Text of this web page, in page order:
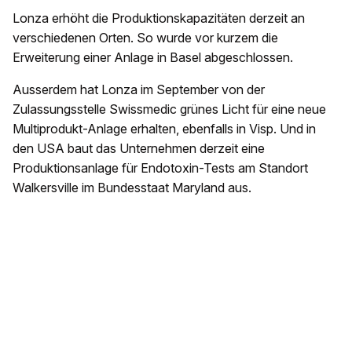
Lonza erhöht die Produktionskapazitäten derzeit an
verschiedenen Orten. So wurde vor kurzem die
Erweiterung einer Anlage in Basel abgeschlossen.
Ausserdem hat Lonza im September von der
Zulassungsstelle Swissmedic grünes Licht für eine neue
Multiprodukt-Anlage erhalten, ebenfalls in Visp. Und in
den USA baut das Unternehmen derzeit eine
Produktionsanlage für Endotoxin-Tests am Standort
Walkersville im Bundesstaat Maryland aus.